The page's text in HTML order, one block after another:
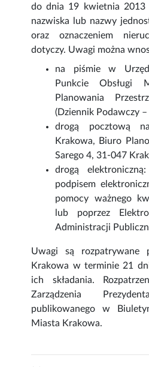
do dnia 19 kwietnia 2013
nazwiska lub nazwy
oraz oznaczeniem
dotyczy. Uwagi można
na piśmie w
Punkcie Obsługi
Planowania
(Dziennik Podawczy –
drogą pocztową
Krakowa, Biuro
Sarego 4, 31-047
drogą
podpisem
pomocy ważnego
lub poprzez
Administracji
Uwagi są rozpatrywane
Krakowa w terminie 21
ich składania.
Zarządzenia
publikowanego w
Miasta Krakowa.